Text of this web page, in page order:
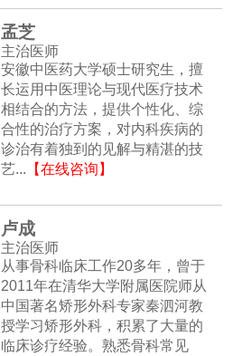
孟芝
主治医师
安徽中医药大学硕士研究生，擅
长运用中医理论与现代医疗技术
相结合的方法，提供个性化、综
合性的治疗方案，对内科疾病的
诊治有着独到的见解与精湛的技
艺... 【在线咨询】
卢成
主治医师
从事骨科临床工作20多年，曾于
2011年在清华大学附属医院师从
中国著名矫形外科专家秦泗河教
授学习矫形外科，积累了大量的
临床诊疗经验。熟悉骨科常见